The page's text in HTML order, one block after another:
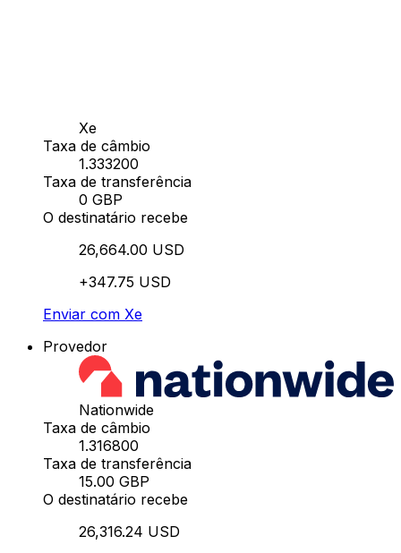
Xe
Taxa de câmbio
1.333200
Taxa de transferência
0 GBP
O destinatário recebe
26,664.00 USD
+347.75 USD
Enviar com Xe
Provedor
Nationwide
Taxa de câmbio
1.316800
Taxa de transferência
15.00 GBP
O destinatário recebe
26,316.24 USD